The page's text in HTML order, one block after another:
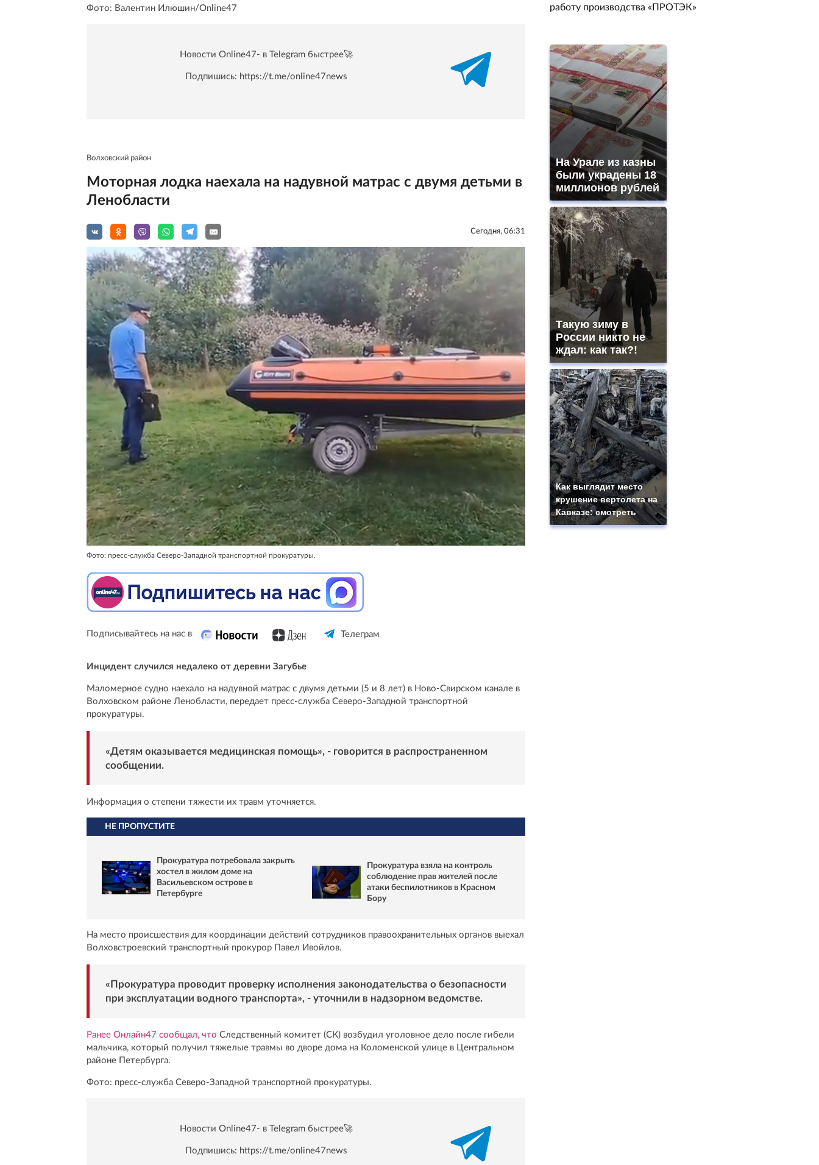
Фото: Валентин Илюшин/Online47
Новости Online47- в Telegram быстрее🚀
Подпишись: https://t.me/online47news
Волховский район
Моторная лодка наехала на надувной матрас с двумя детьми в
Ленобласти
Сегодня, 06:31
Фото: пресс-служба Северо-Западной транспортной прокуратуры.
Подписывайтесь на нас в Телеграм
Инцидент случился недалеко от деревни Загубье
Маломерное судно наехало на надувной матрас с двумя детьми (5 и 8 лет) в Ново-Свирском канале в
Волховском районе Ленобласти, передает пресс-служба Северо-Западной транспортной
прокуратуры.
«Детям оказывается медицинская помощь», - говорится в распространенном
сообщении.
Информация о степени тяжести их травм уточняется.
НЕ ПРОПУСТИТЕ
Прокуратура потребовала закрыть
хостел в жилом доме на
Васильевском острове в
Петербурге
Прокуратура взяла на контроль
соблюдение прав жителей после
атаки беспилотников в Красном
Бору
На место происшествия для координации действий сотрудников правоохранительных органов выехал
Волховстроевский транспортный прокурор Павел Ивойлов.
«Прокуратура проводит проверку исполнения законодательства о безопасности
при эксплуатации водного транспорта», - уточнили в надзорном ведомстве.
Ранее Онлайн47 сообщал, что Следственный комитет (СК) возбудил уголовное дело после гибели
мальчика, который получил тяжелые травмы во дворе дома на Коломенской улице в Центральном
районе Петербурга.
Фото: пресс-служба Северо-Западной транспортной прокуратуры.
Новости Online47- в Telegram быстрее🚀
Подпишись: https://t.me/online47news
работу производства «ПРОТЭК»
На Урале из казны
были украдены 18
миллионов рублей
Такую зиму в
России никто не
ждал: как так?!
Как выглядит место
крушение вертолета на
Кавказе: смотреть